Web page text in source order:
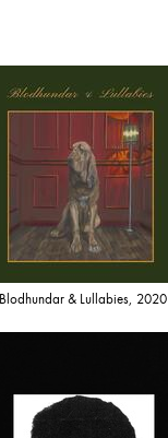
Blodhundar & Lullabies, 2020